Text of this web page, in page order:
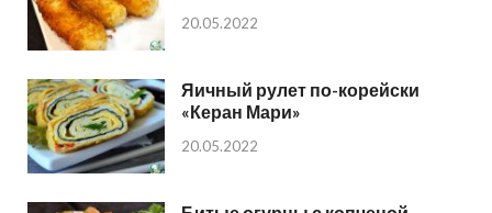
20.05.2022
Яичный рулет по-корейски
«Керан Мари»
20.05.2022